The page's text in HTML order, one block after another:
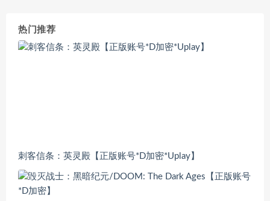
热门推荐
刺客信条：英灵殿【正版账号*D加密*Uplay】